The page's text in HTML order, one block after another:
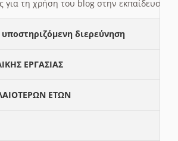
για τη χρήση του blog στην εκπαίδευση
διερεύνηση
ΕΡΓΑΣΙΑΣ
ΕΤΩΝ